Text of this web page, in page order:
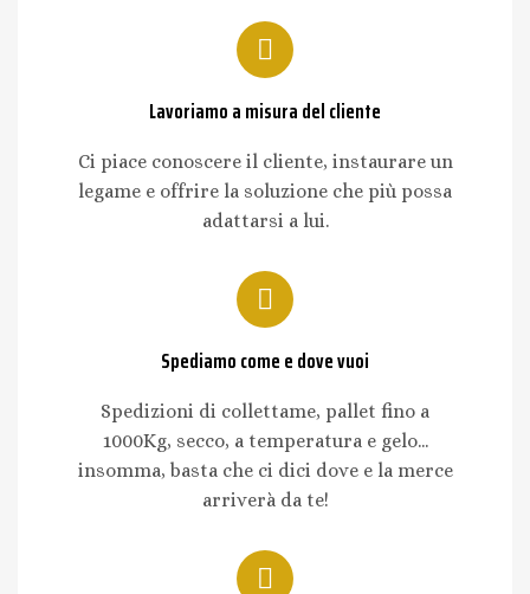
Lavoriamo a misura del cliente
Ci piace conoscere il cliente, instaurare un
legame e offrire la soluzione che più possa
adattarsi a lui.
Spediamo come e dove vuoi
Spedizioni di collettame, pallet fino a
1000Kg, secco, a temperatura e gelo...
insomma, basta che ci dici dove e la merce
arriverà da te!